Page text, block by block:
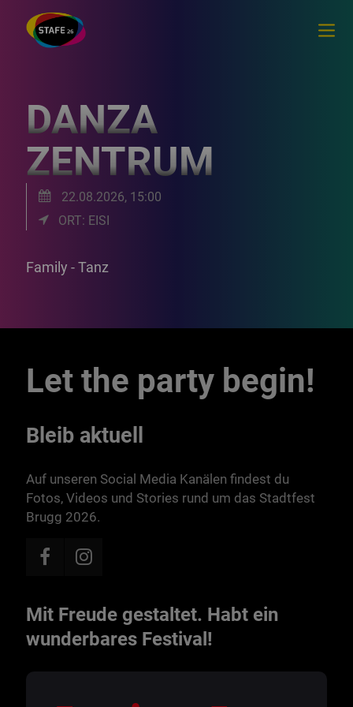
DANZA
ZENTRUM
22.08.2026, 15:00
ORT: EISI
Family - Tanz
Let the party begin!
Bleib aktuell
Auf unseren Social Media Kanälen findest du
Fotos, Videos und Stories rund um das Stadtfest
Brugg 2026.
Mit Freude gestaltet. Habt ein
wunderbares Festival!